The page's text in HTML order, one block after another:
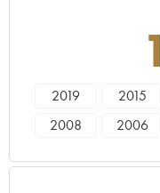
2019 2015
2008
2006